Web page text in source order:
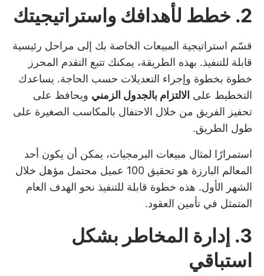
2. خطط لأهدافك واستراتيجيتك
قسّم استراتيجية المبيعات الخاصة بك إلى مراحل رئيسية
قابلة للتنفيذ. بهذه الطريقة، يمكنك تتبع التقدم المحرز
خطوة بخطوة وإجراء التعديلات حسب الحاجة. يساعدك
التخطيط على الالتزام بالجدول الزمني ويحافظ على
تحفيز الفريق من خلال الاحتفال بالمكاسب الصغيرة على
طول الطريق.
استمرارًا لمثال مبيعات البرمجيات، يمكن أن يكون أحد
المعالم البارزة هو تحقيق 100 عميل محتمل مؤهل خلال
الشهر الأول. هذه خطوة قابلة للتنفيذ نحو الهدف العام
المتمثل في تأمين العقود.
3. إدارة المخاطر بشكل
استباقي